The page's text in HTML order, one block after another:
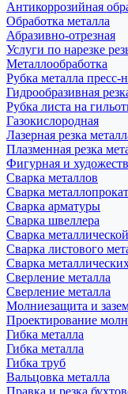
Антикоррозийная
Обработка металла
Абразивно-отрезная
Услуги по нарезке
Металлообработка
Рубка металла
Гидрообразивная
Рубка листа на
Газокислородная
Лазерная резка
Плазменная резка
Фигурная и
Сварка металлов
Сварка
Сварка арматуры
Сварка швеллера
Сварка
Сварка листового
Сварка
Сверление металла
Сверление металла
Молниезащита и
Проектирование
Гибка металла
Гибка металла
Гибка труб
Вальцовка металла
Правка и резка